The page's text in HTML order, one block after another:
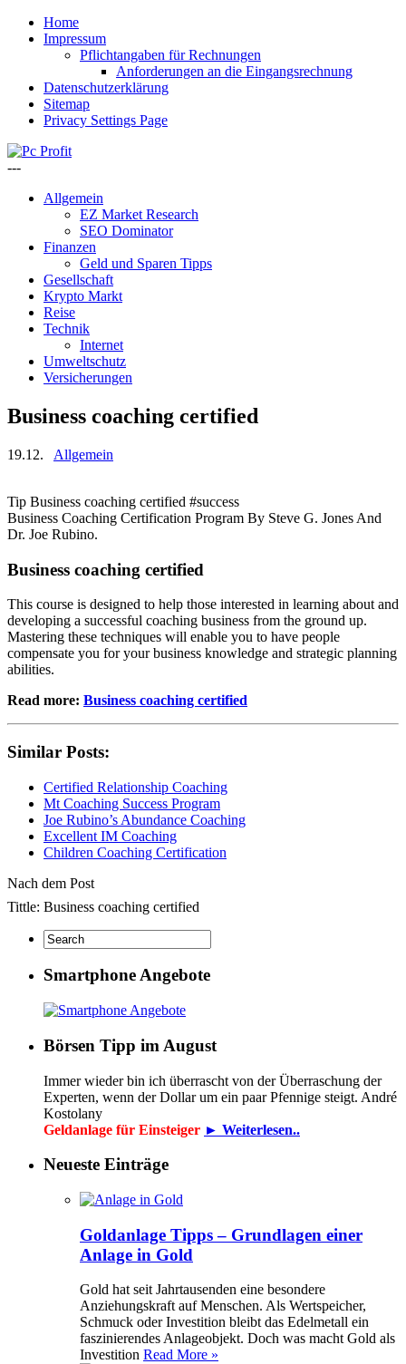
Home
Impressum
Pflichtangaben für Rechnungen
Anforderungen an die Eingangsrechnung
Datenschutzerklärung
Sitemap
Privacy Settings Page
---
Allgemein
EZ Market Research
SEO Dominator
Finanzen
Geld und Sparen Tipps
Gesellschaft
Krypto Markt
Reise
Technik
Internet
Umweltschutz
Versicherungen
Business coaching certified
19.12. Allgemein
Tip Business coaching certified #success
Business Coaching Certification Program By Steve G. Jones And
Dr. Joe Rubino.
Business coaching certified
This course is designed to help those interested in learning about and
developing a successful coaching business from the ground up.
Mastering these techniques will enable you to have people
compensate you for your business knowledge and strategic planning
abilities.
Read more: Business coaching certified
Similar Posts:
Certified Relationship Coaching
Mt Coaching Success Program
Joe Rubino’s Abundance Coaching
Excellent IM Coaching
Children Coaching Certification
Nach dem Post
Tittle: Business coaching certified
Smartphone Angebote
Börsen Tipp im August
Immer wieder bin ich überrascht von der Überraschung der
Experten, wenn der Dollar um ein paar Pfennige steigt. André
Kostolany
Geldanlage für Einsteiger ► Weiterlesen..
Neueste Einträge
Goldanlage Tipps – Grundlagen einer
Anlage in Gold
Gold hat seit Jahrtausenden eine besondere
Anziehungskraft auf Menschen. Als Wertspeicher,
Schmuck oder Investition bleibt das Edelmetall ein
faszinierendes Anlageobjekt. Doch was macht Gold als
Investition Read More »